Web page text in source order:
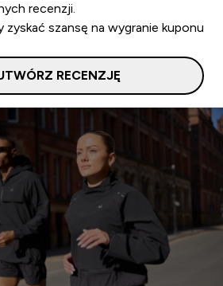
recenzji.
zyskać szansę na wygranie kuponu
RECENZJĘ